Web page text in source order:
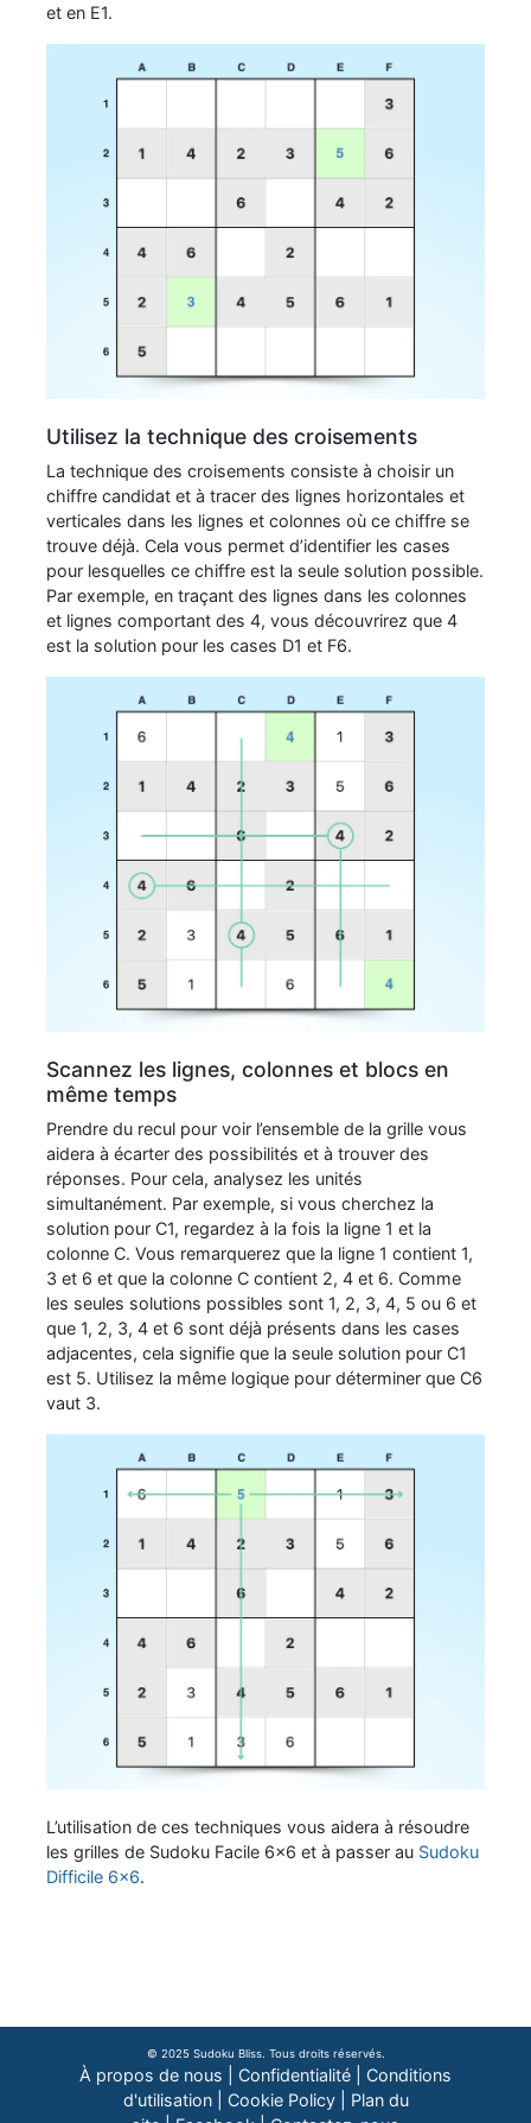
et en E1.
Utilisez la technique des croisements
La technique des croisements consiste à choisir un
chiffre candidat et à tracer des lignes horizontales et
verticales dans les lignes et colonnes où ce chiffre se
trouve déjà. Cela vous permet d’identifier les cases
pour lesquelles ce chiffre est la seule solution possible.
Par exemple, en traçant des lignes dans les colonnes
et lignes comportant des 4, vous découvrirez que 4
est la solution pour les cases D1 et F6.
Scannez les lignes, colonnes et blocs en
même temps
Prendre du recul pour voir l’ensemble de la grille vous
aidera à écarter des possibilités et à trouver des
réponses. Pour cela, analysez les unités
simultanément. Par exemple, si vous cherchez la
solution pour C1, regardez à la fois la ligne 1 et la
colonne C. Vous remarquerez que la ligne 1 contient 1,
3 et 6 et que la colonne C contient 2, 4 et 6. Comme
les seules solutions possibles sont 1, 2, 3, 4, 5 ou 6 et
que 1, 2, 3, 4 et 6 sont déjà présents dans les cases
adjacentes, cela signifie que la seule solution pour C1
est 5. Utilisez la même logique pour déterminer que C6
vaut 3.
L’utilisation de ces techniques vous aidera à résoudre
les grilles de Sudoku Facile 6x6 et à passer au Sudoku
Difficile 6x6.
© 2025 Sudoku Bliss. Tous droits réservés.
À propos de nous Confidentialité
Conditions
d'utilisation| Cookie Policy| Plan du